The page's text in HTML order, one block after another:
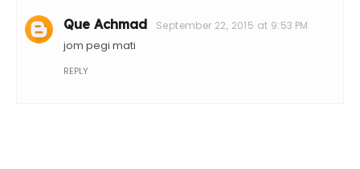
Que Achmad September 22, 2015 at 9:53 PM
jom pegi mati
REPLY